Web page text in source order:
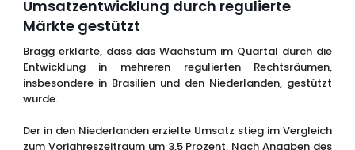
Umsatzentwicklung durch regulierte
Märkte gestützt
Bragg erklärte, dass das Wachstum im Quartal durch die
Entwicklung in mehreren regulierten Rechtsräumen,
insbesondere in Brasilien und den Niederlanden, gestützt
wurde.
Der in den Niederlanden erzielte Umsatz stieg im Vergleich
zum Vorjahreszeitraum um 3,5 Prozent. Nach Angaben des